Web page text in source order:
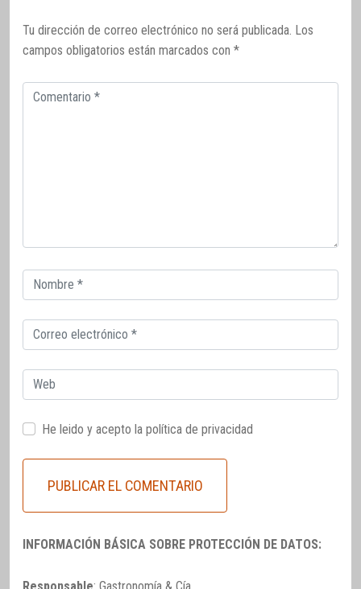
Tu dirección de correo electrónico no será publicada. Los
campos obligatorios están marcados con *
Comentario
Correo
electrónico
Correo
electrónico
Web
He leido y acepto la política de privacidad
INFORMACIÓN BÁSICA SOBRE PROTECCIÓN DE DATOS: